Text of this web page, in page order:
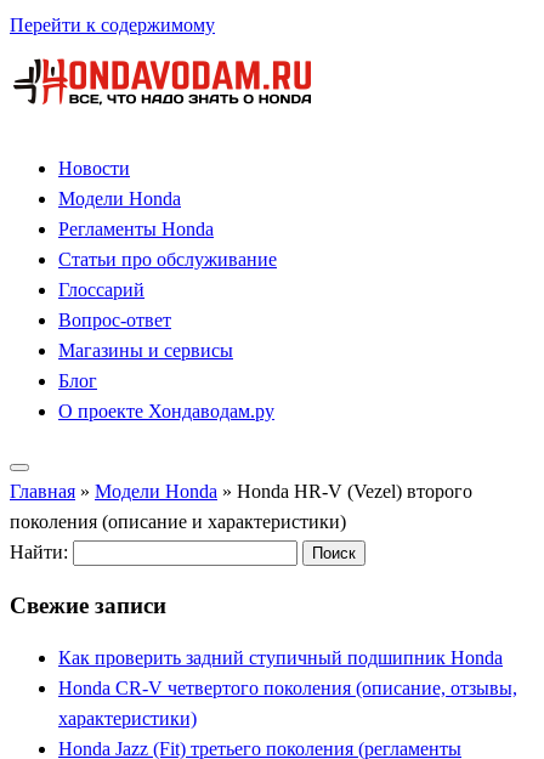
Перейти к содержимому
Новости
Модели Honda
Регламенты Honda
Статьи про обслуживание
Глоссарий
Вопрос-ответ
Магазины и сервисы
Блог
О проекте Хондаводам.ру
Главная » Модели Honda » Honda HR-V (Vezel) второго
поколения (описание и характеристики)
Найти:
Свежие записи
Как проверить задний ступичный подшипник Honda
Honda CR-V четвертого поколения (описание, отзывы,
характеристики)
Honda Jazz (Fit) третьего поколения (регламенты